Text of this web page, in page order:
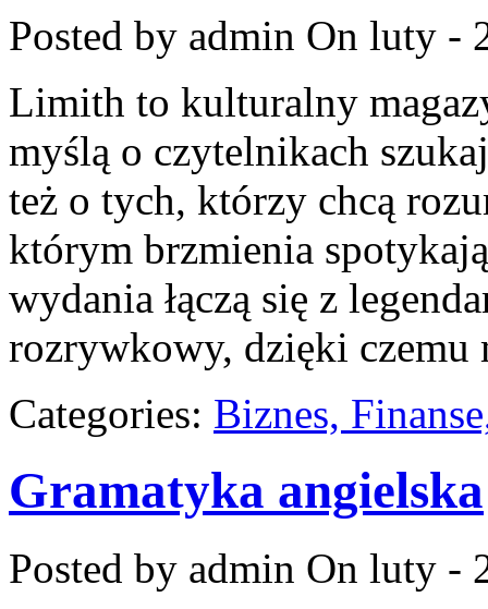
Posted by admin On luty -
Limith to kulturalny
myślą o czytelnikach
też o tych, którzy chcą
którym brzmienia
wydania łączą się z
rozrywkowy, dzięki czemu
Categories: Biznes,
Gramatyka angielska
Posted by admin On luty -